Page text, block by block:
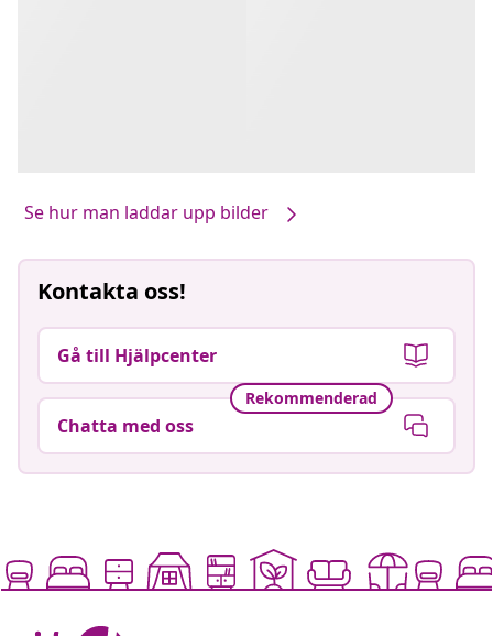
Se hur man laddar upp bilder
Kontakta oss!
Gå till Hjälpcenter
Rekommenderad
Chatta med oss